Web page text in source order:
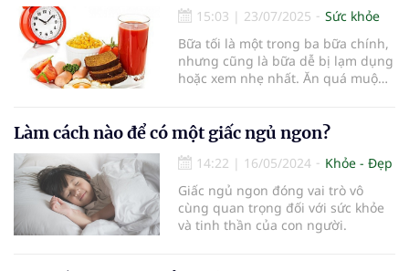
15:03 | 23/07/2025
Sức khỏe
Bữa tối là một trong ba bữa chính,
nhưng cũng là bữa dễ bị lạm dụng
hoặc xem nhẹ nhất. Ăn quá muộn,
mất ngủ, rối loạn tiêu hóa. Vậy ăn
tối như thế nào để vừa nhẹ bụng,
vừa giữ vóc dáng mà vẫ
Làm cách nào để có một giấc ngủ ngon?
14:22 | 16/05/2024
Khỏe - Đẹp
Giấc ngủ ngon đóng vai trò vô
cùng quan trọng đối với sức khỏe
và tinh thần của con người.